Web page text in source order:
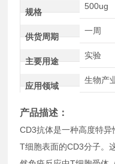
规格
500ug
供货周期
一周
主要用途
实验
应用领域
生物产
产品描述：
CD3抗体是一种高度特
T细胞表面的CD3分子。